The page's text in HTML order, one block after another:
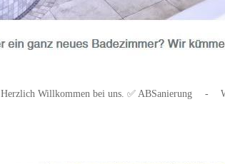
Herzlich Willkommen bei uns. ✅ ABSanierung -